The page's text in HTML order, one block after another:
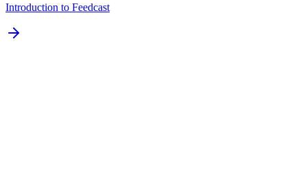
Introduction to Feedcast